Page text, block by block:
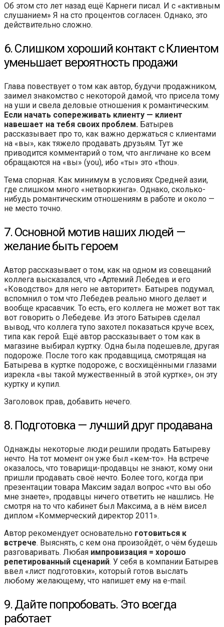
Об этом сто лет назад ещё Карнеги писал. И с «активным
слушанием» Я на сто процентов согласен. Однако, это
действительно сложно.
6. Слишком хороший контакт с Клиентом
уменьшает вероятность продажи
Глава повествует о том как автор, будучи продажником,
заимел знакомство с некоторой дамой, что присела тому
на уши и свела деловые отношения к романтическим.
Если начать сопереживать клиенту — клиент
навешает на тебя своих проблем. Батырев
рассказывает про то, как важно держаться с клиентами
на «вы», как тяжело продавать друзьям. Тут же
приводится комментарий о том, что англичане ко всем
обращаются на «вы» (you), ибо «ты» это «thou».
Тема спорная. Как минимум в условиях Средней азии,
где слишком много «нетворкинга». Однако, сколько-
нибудь романтическим отношениям в работе и около —
не место точно.
7. Основной мотив наших людей —
желание быть героем
Автор рассказывает о том, как на одном из совещаний
коллега высказался, что «Артемий Лебедев и его
«Ководство» для него не авторитет». Батырев подумал,
вспомнил о том что Лебедев реально много делает и
вообще красавчик. То есть, его коллега не может вот так
вот говорить о Лебедеве. Из этого Батырев сделал
вывод, что коллега тупо захотел показаться круче всех,
типа как герой. Ещё автор рассказывает о том как в
магазине выбирал куртку. Одна была подешевле, другая
подороже. После того как продавщица, смотрящая на
Батырева в куртке подороже, с восхищёнными глазами
изрекла «вы такой мужественный в этой куртке», он эту
куртку и купил.
Заголовок прав, добавить нечего.
8. Подготовка — лучший друг продавана
Однажды некоторые люди решили продать Батыреву
нечто. На тот момент он уже был «кем-то». На встрече
оказалось, что товарищи-продавцы не знают, кому они
пришли продавать своё нечто. Более того, когда при
презентации товара Максим задал вопрос «что вы обо
мне знаете», продавцы ничего ответить не нашлись. Не
смотря на то что кабинет был Максима, а в нём висел
диплом «Коммерческий директор 2011».
Автор рекомендует основательно готовиться к
встрече. Выяснять, с кем она произойдёт, о чём будешь
разговаривать. Любая импровизация = хорошо
репетированный сценарий. У себя в компании Батырев
ввел «лист подготовки», который готов выслать
любому желающему, что напишет ему на e-mail.
9. Дайте попробовать. Это всегда
работает